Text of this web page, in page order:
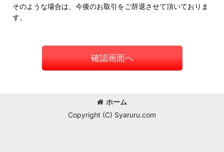
そのような場合は、今後のお取引をご辞退させて頂いておりま
す。
確認画面へ
ホーム
Copyright (C) Syaruru.com